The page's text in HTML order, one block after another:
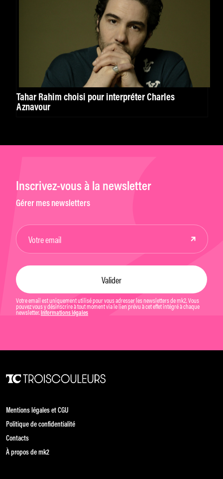
Tahar Rahim choisi pour interpréter Charles
Aznavour
Inscrivez-vous à la newsletter
Gérer mes newsletters
Votre email est uniquement utilisé pour vous adresser les newsletters de mk2. Vous
pouvez vous y désinscrire à tout moment via le lien prévu à cet effet intégré à chaque
newsletter. Informations légales
Mentions légales et CGU
Politique de confidentialité
Contacts
À propos de mk2